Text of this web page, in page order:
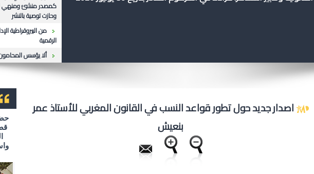
كمصدر منشئ ومنهي
وحازت توصية بالنشر
من البيروقراطية
الرقمية
ألا يؤسس
اصدار جديد حول تطور قواعد النسب في القانون المغربي للأستاذ عمر
بنعيش